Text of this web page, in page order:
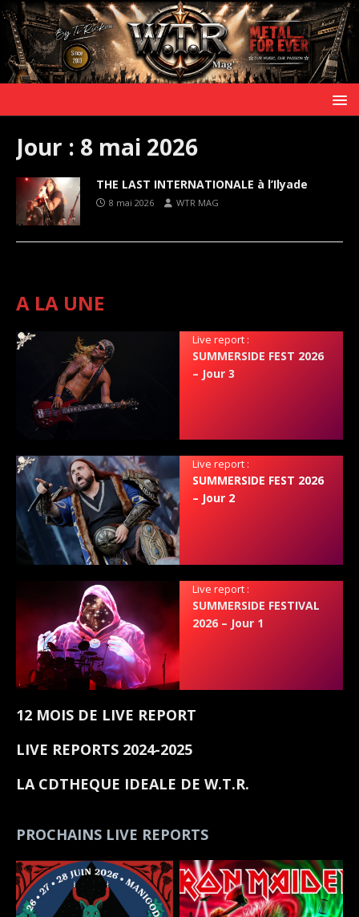
Jour : 8 mai 2026
THE LAST INTERNATIONALE à l’Ilyade
8 mai 2026 WTR MAG
A LA UNE
Live report :
SUMMERSIDE FEST 2026
– Jour 3
Live report :
SUMMERSIDE FEST 2026
– Jour 2
Live report :
SUMMERSIDE FESTIVAL
2026 – Jour 1
12 MOIS DE LIVE REPORT
LIVE REPORTS 2024-2025
LA CDTHEQUE IDEALE DE W.T.R.
PROCHAINS LIVE REPORTS